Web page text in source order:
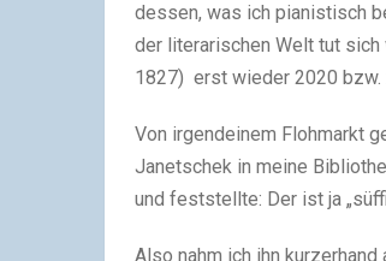
dessen, was ich pianistisch
der literarischen Welt tut
1827) erst wieder 2020 bzw.
Von irgendeinem Flohmarkt
Janetschek in meine
und feststellte: Der ist ja
Also nahm ich ihn